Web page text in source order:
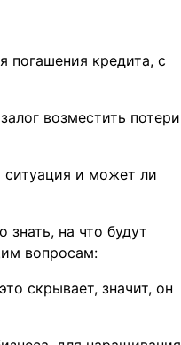
погашения кредита, с
возместить потери
ситуация и может ли
на что будут
вопросам:
скрывает, значит, он